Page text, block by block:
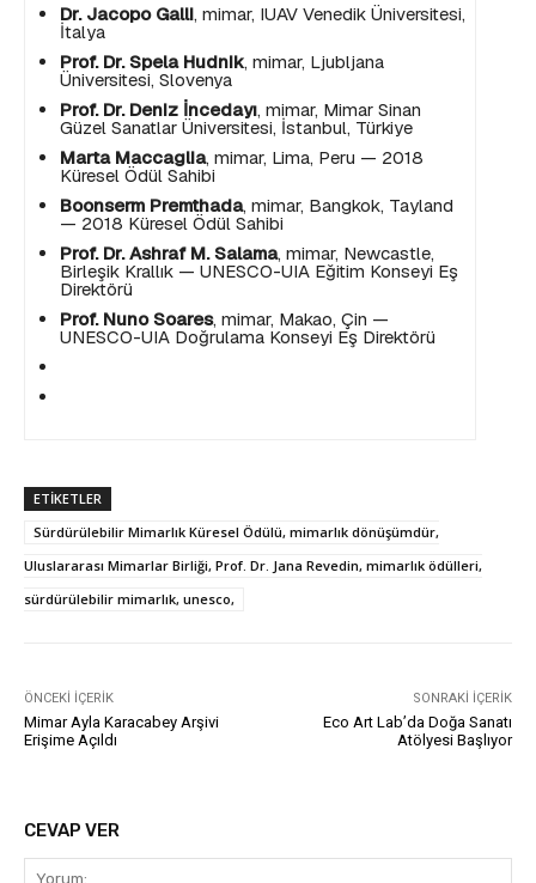
Dr. Jacopo Galli, mimar, IUAV Venedik Üniversitesi,
İtalya
Prof. Dr. Spela Hudnik, mimar, Ljubljana
Üniversitesi, Slovenya
Prof. Dr. Deniz İncedayı, mimar, Mimar Sinan
Güzel Sanatlar Üniversitesi, İstanbul, Türkiye
Marta Maccaglia, mimar, Lima, Peru — 2018
Küresel Ödül Sahibi
Boonserm Premthada, mimar, Bangkok, Tayland
— 2018 Küresel Ödül Sahibi
Prof. Dr. Ashraf M. Salama, mimar, Newcastle,
Birleşik Krallık — UNESCO-UIA Eğitim Konseyi Eş
Direktörü
Prof. Nuno Soares, mimar, Makao, Çin —
UNESCO-UIA Doğrulama Konseyi Eş Direktörü
ETIKETLER
Sürdürülebilir Mimarlık Küresel Ödülü, mimarlık dönüşümdür,
Uluslararası Mimarlar Birliği, Prof. Dr. Jana Revedin, mimarlık ödülleri,
sürdürülebilir mimarlık, unesco,
ÖNCEKI İÇERIK
Mimar Ayla Karacabey Arşivi
Erişime Açıldı
SONRAKI İÇERIK
Eco Art Lab’da Doğa Sanatı
Atölyesi Başlıyor
CEVAP VER